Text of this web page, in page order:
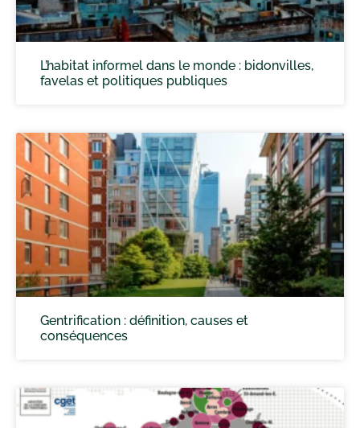
L’habitat informel dans le monde : bidonvilles,
favelas et politiques publiques
Gentrification : définition, causes et
conséquences